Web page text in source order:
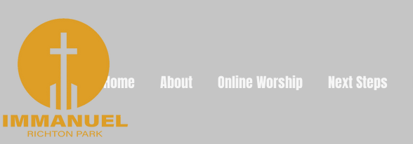
Home About Online Worship Next Steps